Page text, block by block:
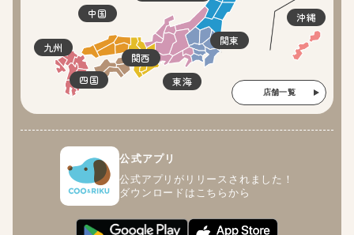
関東
東海
関西
四国
中国
九州
沖縄
店舗一覧
公式アプリ
公式アプリがリリースされました！
ダウンロードはこちらから